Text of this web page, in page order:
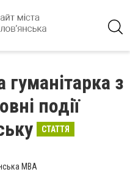
гуманітарка з
події
СТАТТЯ
МВА